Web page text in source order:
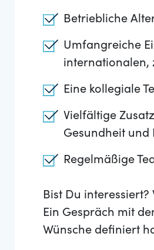
Betriebliche
Umfangreiche
internationalen,
Eine kollegiale
Vielfältige
Gesundheit und
Regelmäßige
Bist Du
Ein Gespräch mit
Wünsche definiert